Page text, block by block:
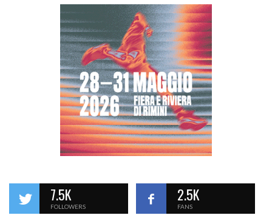
7.5K
FOLLOWERS
2.5K
FANS